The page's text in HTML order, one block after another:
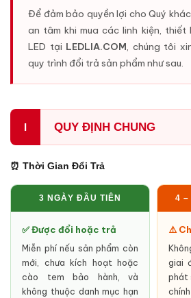
Để đảm bảo quyền lợi cho Quý
an tâm khi mua các linh kiện,
LED tại LEDLIA.COM, chúng tôi
quy trình đổi trả sản phẩm như sau.
I QUY ĐỊNH CHUNG
⏰ Thời Gian Đổi Trả
3 NGÀY ĐẦU TIÊN
✅ Được đổi hoặc trả
Miễn phí nếu sản phẩm còn
mới, chưa kích hoạt hoặc
cào tem bảo hành, và
không thuộc danh mục hạn
4 –
⚠️
giai
phát